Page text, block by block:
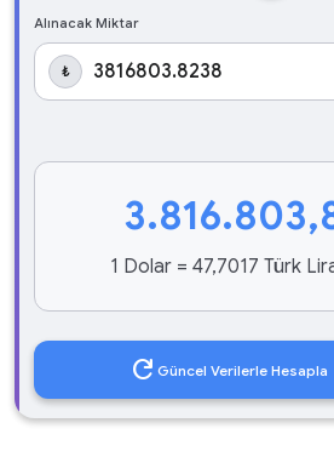
Alınacak Miktar
₺
1 Dolar = 47,7017 Türk
refresh Güncel Verilerle Hesapla